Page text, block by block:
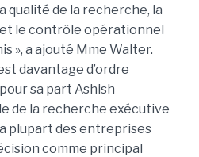
qualité de la recherche, la
le contrôle opérationnel
», a ajouté Mme Walter.
davantage d’ordre
sa part Ashish
de la recherche exécutive
plupart des entreprises
comme principal